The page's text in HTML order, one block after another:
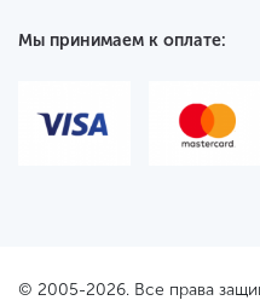
Мы принимаем к оплате:
© 2005-2026. Все права